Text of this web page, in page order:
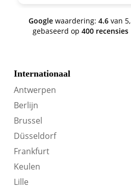
site om je te oriënteren op
trein-voordeel!
Google waardering: 4.6 van 5,
gebaseerd op400 recensies
Internationaal
Antwerpen
Berlijn
Brussel
Düsseldorf
Frankfurt
Keulen
Lille